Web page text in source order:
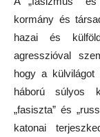
kormány és
hazai és
agresszióval
hogy a külvilágot
háború súlyos
„fasiszta” és
katonai